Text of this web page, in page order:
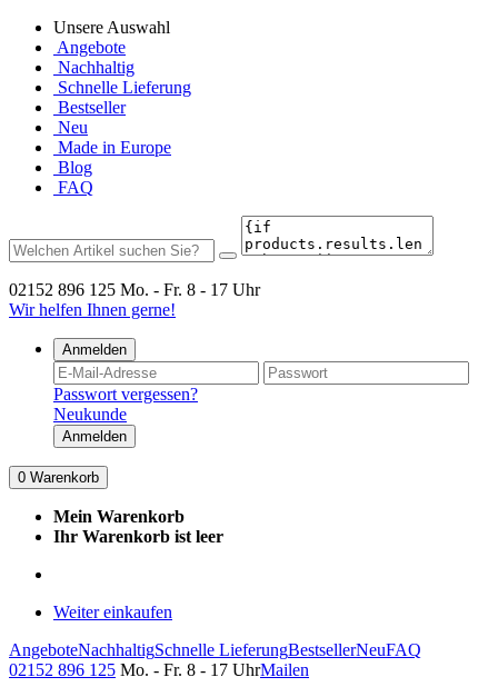
Unsere Auswahl
Angebote
Nachhaltig
Schnelle Lieferung
Bestseller
Neu
Made in Europe
Blog
FAQ
02152 896 125 Mo. - Fr. 8 - 17 Uhr
Wir helfen Ihnen gerne!
Anmelden
Passwort vergessen?
Neukunde
Anmelden
0 Warenkorb
Mein Warenkorb
Ihr Warenkorb ist leer
Weiter einkaufen
AngeboteNachhaltigSchnelle LieferungBestsellerNeuFAQ
02152 896 125 Mo. - Fr. 8 - 17 UhrMailen